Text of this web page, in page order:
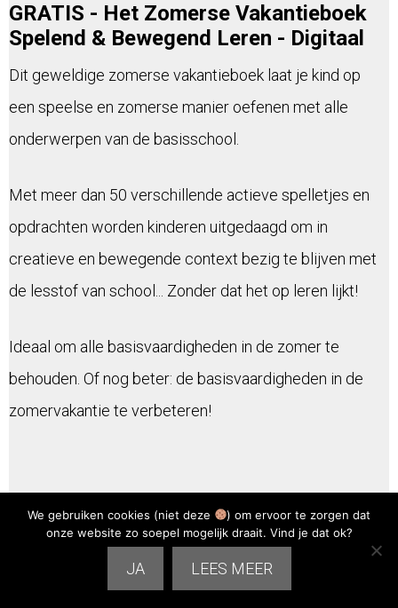
GRATIS - Het Zomerse Vakantieboek
Spelend & Bewegend Leren - Digitaal
Dit geweldige zomerse vakantieboek laat je kind op
een speelse en zomerse manier oefenen met alle
onderwerpen van de basisschool.
Met meer dan 50 verschillende actieve spelletjes en
opdrachten worden kinderen uitgedaagd om in
creatieve en bewegende context bezig te blijven met
de lesstof van school... Zonder dat het op leren lijkt!
Ideaal om alle basisvaardigheden in de zomer te
behouden. Of nog beter: de basisvaardigheden in de
zomervakantie te verbeteren!
Een "probeer het 14 dagen" risico vrije
We gebruiken cookies (niet deze
) om ervoor te zorgen dat
onze website zo soepel mogelijk draait. Vind je dat ok?
JA LEES MEER